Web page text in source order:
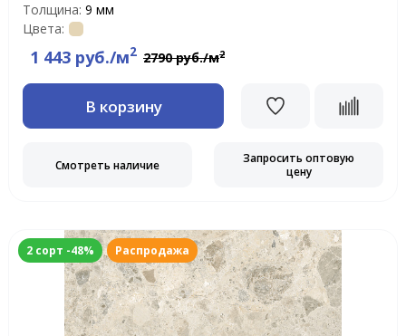
Толщина: 9 мм
Цвета:
1 443 руб./м2 2790 руб./м2
В корзину
Смотреть наличие
Запросить оптовую
цену
2 сорт -48% Распродажа